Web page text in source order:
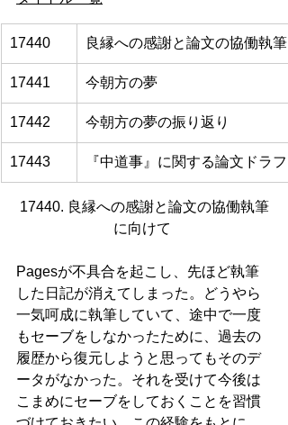
17440 良縁への感謝と論文の協働執筆
17441 今朝方の夢
17442 今朝方の夢の振り返り
17443 『中道事』に関する論文ドラ
17440. 良縁への感謝と論文の協働執筆
に向けて
Pagesが不具合を起こし、先ほど執筆
した日記が消えてしまった。どうやら
一気呵成に執筆していて、途中で一度
もセーブをしなかったために、過去の
履歴から復元しようと思ってもそのデ
ータがなかった。それを受けて今後は
こまめにセーブをしておくことを習慣